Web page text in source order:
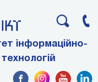
інформаційно-